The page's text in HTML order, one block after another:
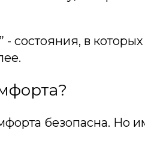
- состояния, в
безопасна. Но